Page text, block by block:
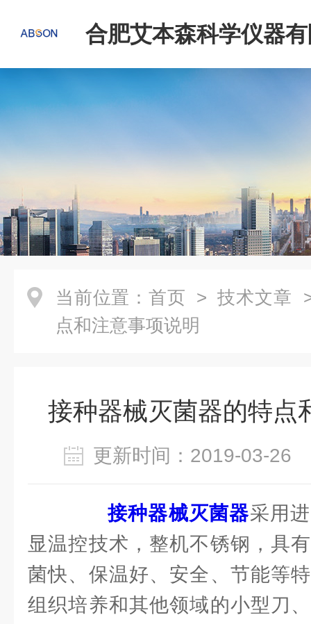
合肥艾本森科学仪器
当前位置： 首页 > 技术文章
点和注意事项说明
接种器械灭菌器的特点
更新时间：2019-03-
接种器械灭菌器采用
显温控技术，整机不锈钢，具
菌快、保温好、安全、节能等
组织培养和其他领域的小型刀